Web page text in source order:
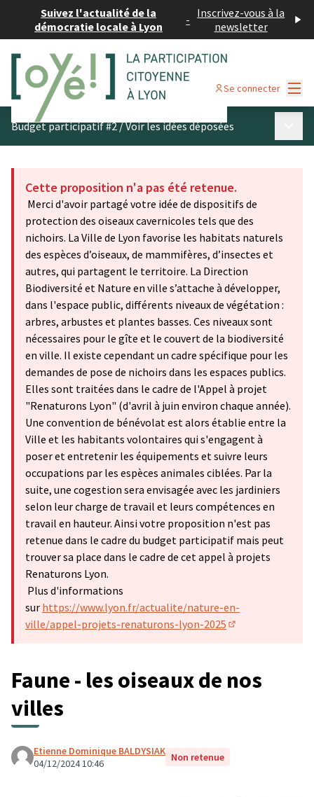
Suivez l'actualité de la
démocratie locale à Lyon
- Inscrivez-vous à la
newsletter
Se connecter
Budget participatif #2/Voir les idées déposées
Cette proposition n'a pas été retenue.
Merci d'avoir partagé votre idée de dispositifs de
protection des oiseaux cavernicoles tels que des
nichoirs. La Ville de Lyon favorise les habitats naturels
des espèces d’oiseaux, de mammifères, d’insectes et
autres, qui partagent le territoire. La Direction
Biodiversité et Nature en ville s’attache à développer,
dans l'espace public, différents niveaux de végétation :
arbres, arbustes et plantes basses. Ces niveaux sont
nécessaires pour le gîte et le couvert de la biodiversité
en ville. Il existe cependant un cadre spécifique pour les
demandes de pose de nichoirs dans les espaces publics.
Elles sont traitées dans le cadre de l'Appel à projet
"Renaturons Lyon" (d'avril à juin environ chaque année).
Une convention de bénévolat est alors établie entre la
Ville et les habitants volontaires qui s'engagent à
poser et entretenir les équipements et suivre leurs
occupations par les espèces animales ciblées. Par la
suite, une cogestion sera envisagée avec les jardiniers
selon leur charge de travail et leurs compétences en
travail en hauteur. Ainsi votre proposition n'est pas
retenue dans le cadre du budget participatif mais peut
trouver sa place dans le cadre de cet appel à projets
Renaturons Lyon.
Plus d'informations
sur https://www.lyon.fr/actualite/nature-en-
ville/appel-projets-renaturons-lyon-2025
Faune - les oiseaux de nos
villes
Etienne Dominique BALDYSIAK
04/12/2024 10:46
Non retenue